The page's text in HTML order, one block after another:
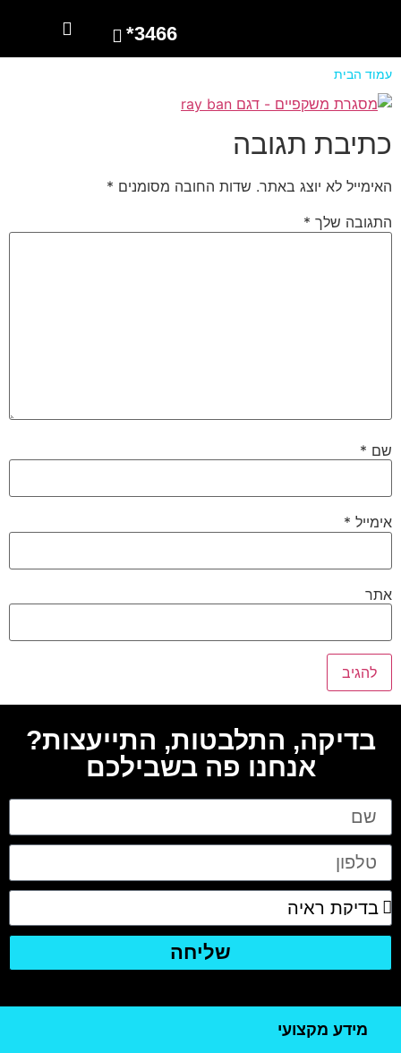
3466*
עמוד הבית
כתיבת תגובה
האימייל לא יוצג באתר. שדות החובה מסומנים *
התגובה שלך *
שם *
אימייל *
אתר
בדיקה, התלבטות, התייעצות?
אנחנו פה בשבילכם
שליחה
מידע מקצועי